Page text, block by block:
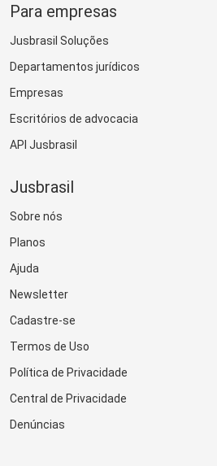
Para empresas
Jusbrasil Soluções
Departamentos jurídicos
Empresas
Escritórios de advocacia
API Jusbrasil
Jusbrasil
Sobre nós
Planos
Ajuda
Newsletter
Cadastre-se
Termos de Uso
Política de Privacidade
Central de Privacidade
Denúncias